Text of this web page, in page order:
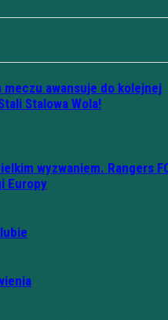
meczu awansuje do kolejnej
Stalowa Wola!
wyzwaniem. Rangers
Europy